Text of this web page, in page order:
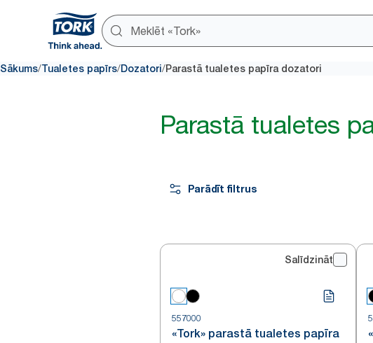
Sākums/Tualetes papīrs/Dozatori/Parastā tualetes papīra dozatori
Parastā tualetes
Parādīt filtrus
Salīdzināt
557000
«Tork» parastā tualetes papīra